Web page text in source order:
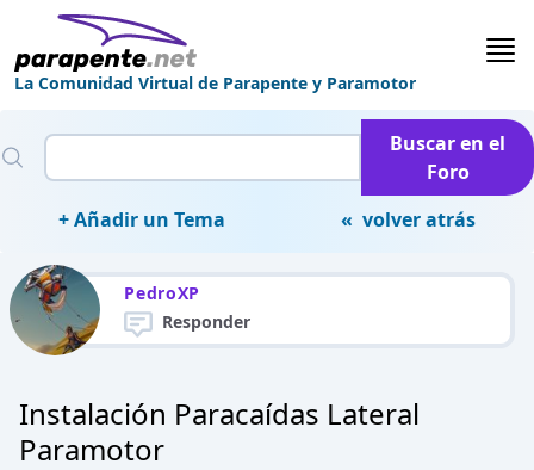
La Comunidad Virtual de Parapente y Paramotor
Buscar en el
Foro
+ Añadir un Tema
« volver atrás
PedroXP
Responder
Instalación Paracaídas Lateral
Paramotor